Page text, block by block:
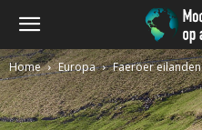
Home Europa Faeröer eilanden